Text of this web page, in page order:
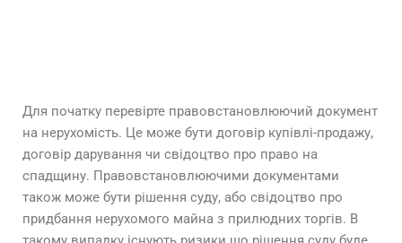
Для початку перевірте правовстановлюючий документ
на нерухомість. Це може бути договір купівлі-продажу,
договір дарування чи свідоцтво про право на
спадщину. Правовстановлюючими документами
також може бути рішення суду, або свідоцтво про
придбання нерухомого майна з прилюдних торгів. В